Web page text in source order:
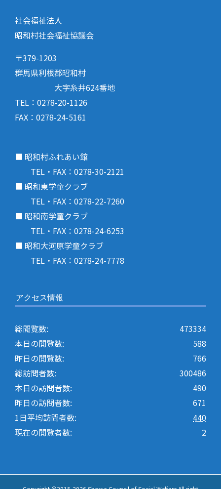
社会福祉法人
昭和村社会福祉協議会
〒379-1203
群馬県利根郡昭和村
大字糸井624番地
TEL：0278-20-1126
FAX：0278-24-5161
■ 昭和村ふれあい館
TEL・FAX：0278-30-2121
■ 昭和東学童クラブ
TEL・FAX：0278-22-7260
■ 昭和南学童クラブ
TEL・FAX：0278-24-6253
■ 昭和大河原学童クラブ
TEL・FAX：0278-24-7778
アクセス情報
473334
総閲覧数:
588
本日の閲覧数:
766
昨日の閲覧数:
300486
総訪問者数:
490
本日の訪問者数:
671
昨日の訪問者数:
440
1日平均訪問者数:
2
現在の閲覧者数: